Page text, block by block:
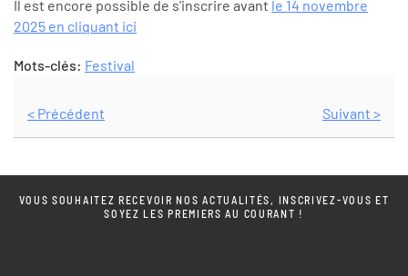
Il est encore possible de s'inscrire avant le 14 novembre
2025 en cliquant ici
Mots-clés: Festival
< Précédent Suivant >
VOUS SOUHAITEZ RECEVOIR NOS ACTUALITÉS, INSCRIVEZ-VOUS ET
SOYEZ LES PREMIERS AU COURANT !